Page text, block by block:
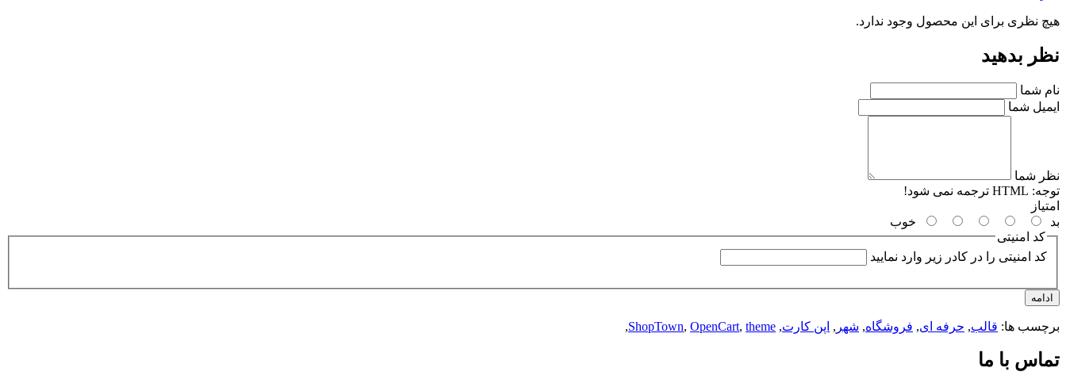
هیچ نظری برای این محصول وجود ندارد.
نظر بدهید
نام شما
ایمیل شما
نظر شما
توجه:
امتیاز
بد
خوب
کد امنیتی
کد امنیتی را در کادر زیر وارد نمایید
ادامه
برچسب ها: قالب, حرفه ای, فروشگاه, شهر , اپن کارت,
ShopTown, OpenCart, theme
,
تماس با ما